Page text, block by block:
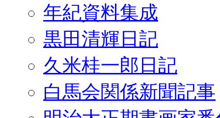
年紀資料集成
黒田清輝日記
久米桂一郎日記
白馬会関係新聞記事